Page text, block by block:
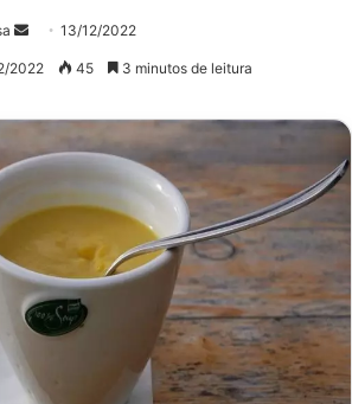
Mande13/12/2022
2022 45 3 minutos de leitura